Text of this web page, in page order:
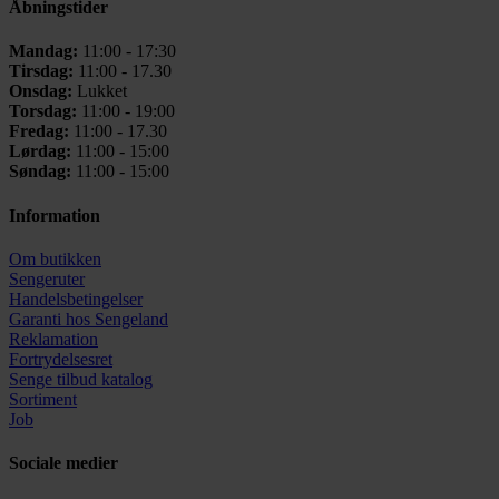
Åbningstider
Mandag: 11:00 - 17:30
Tirsdag: 11:00 - 17.30
Onsdag: Lukket
Torsdag: 11:00 - 19:00
Fredag: 11:00 - 17.30
Lørdag: 11:00 - 15:00
Søndag: 11:00 - 15:00
Information
Om butikken
Sengeruter
Handelsbetingelser
Garanti hos Sengeland
Reklamation
Fortrydelsesret
Senge tilbud katalog
Sortiment
Job
Sociale medier